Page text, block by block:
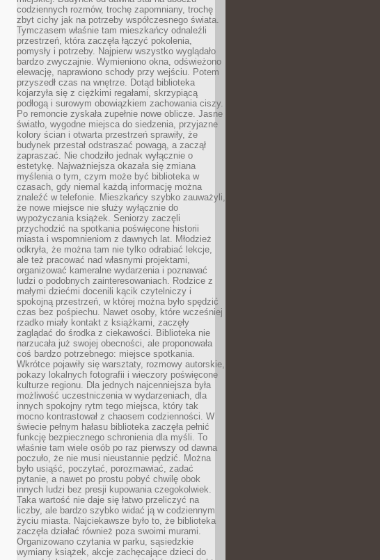
codziennych rozmów, trochę zapomniany, trochę
zbyt cichy jak na potrzeby współczesnego świata.
Tymczasem właśnie tam mieszkańcy odnaleźli
przestrzeń, która zaczęła łączyć pokolenia,
pomysły i potrzeby. Najpierw wszystko wyglądało
bardzo zwyczajnie. Wymieniono okna, odświeżono
elewację, naprawiono schody przy wejściu. Potem
przyszedł czas na wnętrze. Dotąd biblioteka
kojarzyła się z ciężkimi regałami, skrzypiącą
podłogą i surowym obowiązkiem zachowania ciszy.
Po remoncie zyskała zupełnie nowe oblicze. Jasne
światło, wygodne miejsca do siedzenia, przyjazne
kolory ścian i otwarta przestrzeń sprawiły, że
budynek przestał odstraszać powagą, a zaczął
zapraszać. Nie chodziło jednak wyłącznie o
estetykę. Najważniejsza okazała się zmiana
myślenia o tym, czym może być biblioteka w
czasach, gdy niemal każdą informację można
znaleźć w telefonie. Mieszkańcy szybko zauważyli,
że nowe miejsce nie służy wyłącznie do
wypożyczania książek. Seniorzy zaczęli
przychodzić na spotkania poświęcone historii
miasta i wspomnieniom z dawnych lat. Młodzież
odkryła, że można tam nie tylko odrabiać lekcje,
ale też pracować nad własnymi projektami,
organizować kameralne wydarzenia i poznawać
ludzi o podobnych zainteresowaniach. Rodzice z
małymi dziećmi docenili kącik czytelniczy i
spokojną przestrzeń, w której można było spędzić
czas bez pośpiechu. Nawet osoby, które wcześniej
rzadko miały kontakt z książkami, zaczęły
zaglądać do środka z ciekawości. Biblioteka nie
narzucała już swojej obecności, ale proponowała
coś bardzo potrzebnego: miejsce spotkania.
Wkrótce pojawiły się warsztaty, rozmowy autorskie,
pokazy lokalnych fotografii i wieczory poświęcone
kulturze regionu. Dla jednych najcenniejsza była
możliwość uczestniczenia w wydarzeniach, dla
innych spokojny rytm tego miejsca, który tak
mocno kontrastował z chaosem codzienności. W
świecie pełnym hałasu biblioteka zaczęła pełnić
funkcję bezpiecznego schronienia dla myśli. To
właśnie tam wiele osób po raz pierwszy od dawna
poczuło, że nie musi nieustannie pędzić. Można
było usiąść, poczytać, porozmawiać, zadać
pytanie, a nawet po prostu pobyć chwilę obok
innych ludzi bez presji kupowania czegokolwiek.
Taka wartość nie daje się łatwo przeliczyć na
liczby, ale bardzo szybko widać ją w codziennym
życiu miasta. Najciekawsze było to, że biblioteka
zaczęła działać również poza swoimi murami.
Organizowano czytania w parku, sąsiedzkie
wymiany książek, akcje zachęcające dzieci do